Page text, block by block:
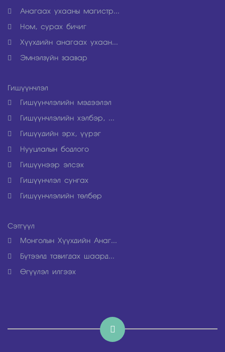
Анагаах ухааны магистр...
Ном, сурах бичиг
Хүүхдийн анагаах ухаан...
Эмнэлзүйн заавар
Гишүүнчлэл
Гишүүнчлэлийн мэдээлэл
Гишүүнчлэлийн хэлбэр, ...
Гишүүдийн эрх, үүрэг
Нууцлалын бодлого
Гишүүнээр элсэх
Гишүүнчлэл сунгах
Гишүүнчлэлийн төлбөр
Рэтгүүл
Монголын Хүүхдийн Анаг...
Бүтээлд тавигдах шаард...
Өгүүлэл илгээх